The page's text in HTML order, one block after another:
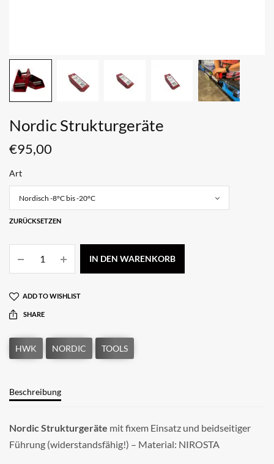
Nordic Strukturgeräte
€95,00
Art
ZURÜCKSETZEN
IN DEN WARENKORB
ADD TO WISHLIST
SHARE
Beschreibung
Nordic Strukturgeräte mit fixem Einsatz und beidseitiger
Führung (widerstandsfähig!) – Material: NIROSTA